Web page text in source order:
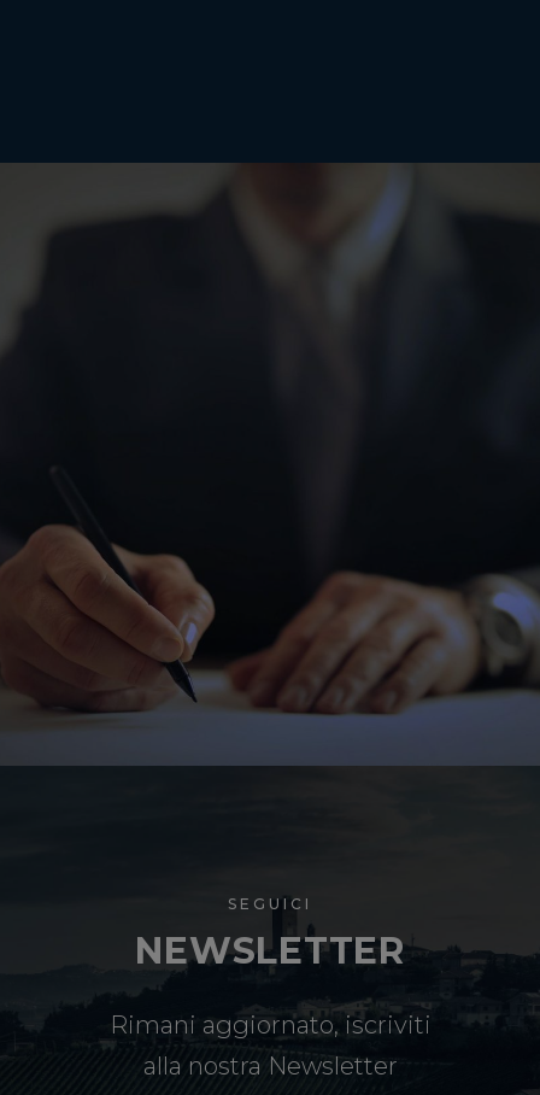
SEGUICI
NEWSLETTER
Rimani aggiornato, iscriviti
alla nostra Newsletter